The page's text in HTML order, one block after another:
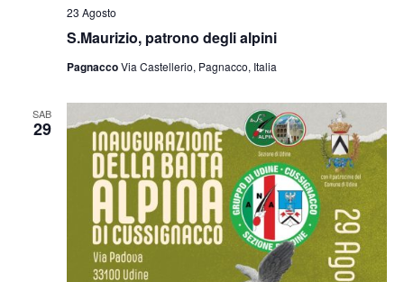
S.Maurizio, patrono degli alpini
23 Agosto
PagnaccoVia Castellerio, Pagnacco, Italia
SAB
29